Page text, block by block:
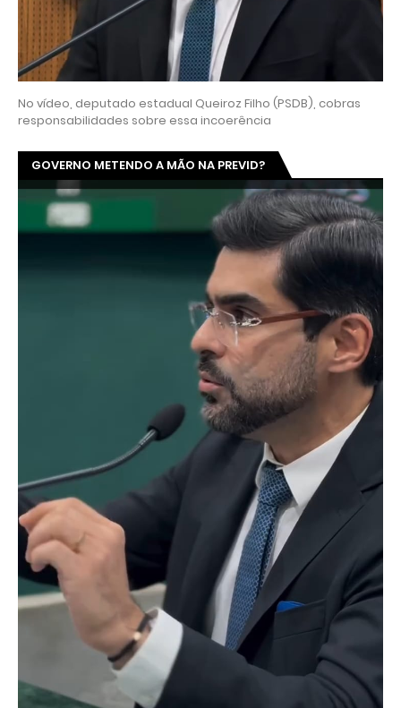
No vídeo, deputado estadual Queiroz Filho (PSDB), cobras
responsabilidades sobre essa incoerência
GOVERNO METENDO A MÃO NA PREVID?